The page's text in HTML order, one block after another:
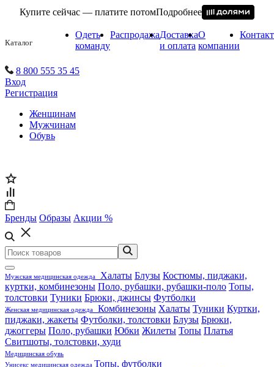
Купите сейчас — платите потомПодробнее
Каталог
Одеть
команду
РаспродажаДоставка
и оплата
О
компании
8 800 555 35 45
Вход
Регистрация
Женщинам
Мужчинам
Обувь
Бренды Образы Акции %
Мужская медицинская одежда Халаты Блузы Костюмы, пиджаки,
куртки, комбинезоны Поло, рубашки, рубашки-поло Топы,
толстовки Туники Брюки, джинсы Футболки
Женская медицинская одежда Комбинезоны Халаты Туники Куртки,
пиджаки, жакеты Футболки, толстовки Блузы Брюки,
джоггеры Поло, рубашки Юбки Жилеты Топы Платья
Свитшоты, толстовки, худи
Медицинская обувь
Унисекс медицинская одежда Топы, футболки